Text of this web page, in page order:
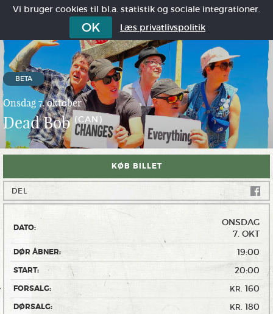
Vi bruger cookies til bl.a. statistik og sociale integrationer.
OK Læs privatlivspolitik
BETA
Onsdag 7. oktober
Dead Bob (CAN)
KØB BILLET
DEL
DATO:
ONSDAG
7. OKT
DØR ÅBNER: 19:00
START: 20:00
FORSALG: KR. 160
DØRSALG: KR. 180